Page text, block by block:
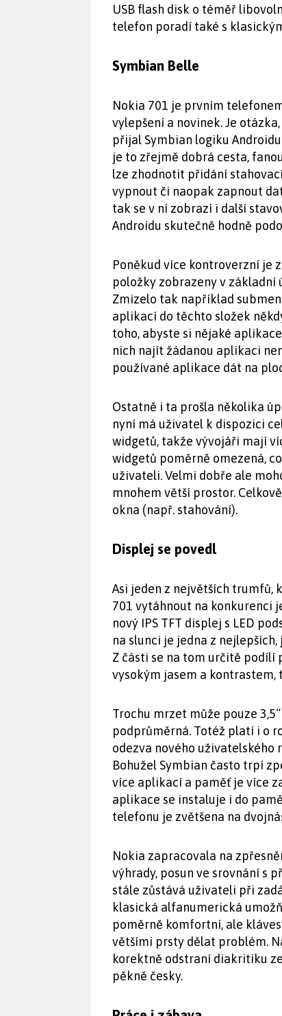
USB flash disk o téměř
telefon poradí také s
Symbian Belle
Nokia 701 je prvním
vylepšení a novinek. Je
přijal Symbian logiku
je to zřejmě dobrá cesta,
lze zhodnotit přidání
vypnout či naopak zapnout
tak se v ní zobrazí i další
Androidu skutečně hodně
Poněkud více kontroverzní je
položky zobrazeny v základní
Zmizelo tak například
aplikací do těchto složek
toho, abyste si nějaké
nich najít žádanou aplikaci
používané aplikace dát na
Ostatně i ta prošla několika
nyní má uživatel k dispozici
widgetů, takže vývojáři mají
widgetů poměrně omezená,
uživateli. Velmi dobře ale
mnohem větší prostor.
okna (např. stahování).
Displej se povedl
Asi jeden z největších trumfů,
701 vytáhnout na konkurenci
nový IPS TFT displej s LED
na slunci je jedna z
Z části se na tom určitě podílí
vysokým jasem a
Trochu mrzet může pouze
podprůměrná. Totéž platí i o
odezva nového uživatelského
Bohužel Symbian často trpí
více aplikací a paměť je více
aplikace se instaluje i do
telefonu je zvětšena na
Nokia zapracovala na
výhrady, posun ve srovnání s
stále zůstává uživateli při
klasická alfanumerická
poměrně komfortní, ale
většími prsty dělat problém.
korektně odstraní diakritiku
pěkně česky.